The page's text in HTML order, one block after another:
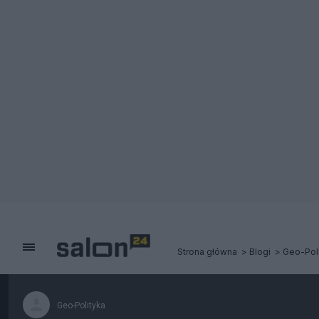
Strona główna Blogi Geo-
Geo-Polityka